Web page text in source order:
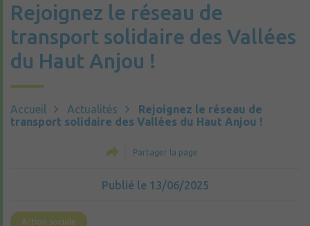
Rejoignez le réseau de
transport solidaire des Vallées
du Haut Anjou !
Accueil Actualités
Rejoignez le réseau de
transport solidaire des Vallées du Haut Anjou !
Partager la page
Publié le 13/06/2025
Action sociale